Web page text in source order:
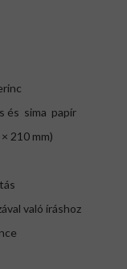
és sima papír
210 mm)
való íráshoz